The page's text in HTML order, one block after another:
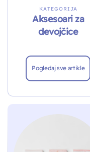
KATEGORIJA
Aksesoari za
devojčice
Pogledaj sve artikle